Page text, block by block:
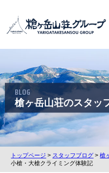
BLOG
槍ヶ岳山荘のスタッ
トップページ > スタッフブログ >槍
小槍・大槍クライミング体験記